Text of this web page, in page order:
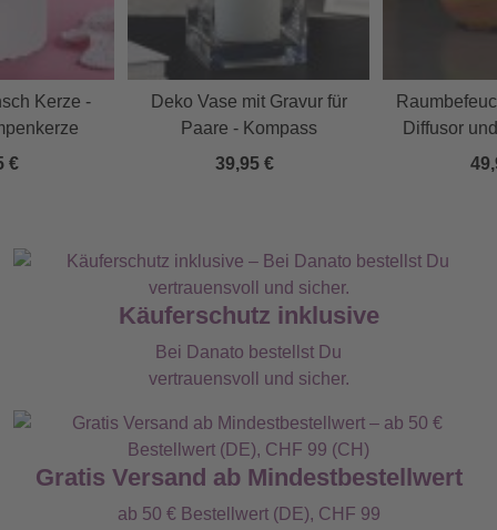
Kerze -
€
Deko Vase mit Gravur für
Paare - Kompass
39,95 €
Diffusor
Käuferschutz inklusive
Bei Danato bestellst Du
vertrauensvoll und sicher.
Gratis Versand ab Mindestbestellwert
ab 50 € Bestellwert (DE), CHF 99